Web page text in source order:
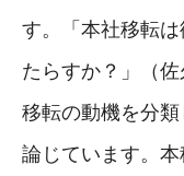
す。「本社移転
たらすか？」（
移転の動機を分
論じています。